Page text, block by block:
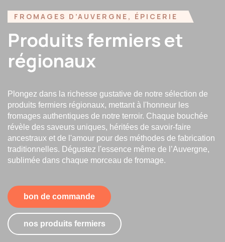
FROMAGES D’AUVERGNE, ÉPICERIE
Produitsfermierset
régionaux
Plongez dans la richesse gustative de notre sélection de
produits fermiers régionaux, mettant à l'honneur les
fromages authentiques de notre terroir. Chaque bouchée
révèle des saveurs uniques, héritées de savoir-faire
ancestraux et de l'amour pour des méthodes de fabrication
traditionnelles. Dégustez l'essence même de l’Auvergne,
sublimée dans chaque morceau de fromage.
bon de commande
nos produits fermiers